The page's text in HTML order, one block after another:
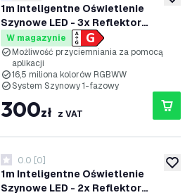
1m Inteligentne Oświetlenie
Szynowe LED - 3x Reflektor
Szynowy - 4.9W - RGB+CCT -
Możliwość Przyciemniania -
System Szynowy 1-fazowy -
Czarny
W magazynie
Możliwość przyciemniania za pomocą
aplikacji
16,5 miliona kolorów RGBWW
System Szynowy 1-fazowy
300zł z VAT
1m Inteligentne Oświetlenie
Szynowe LED - 2x Reflektor
0 Gwiazdki oceny
0.0 [0]